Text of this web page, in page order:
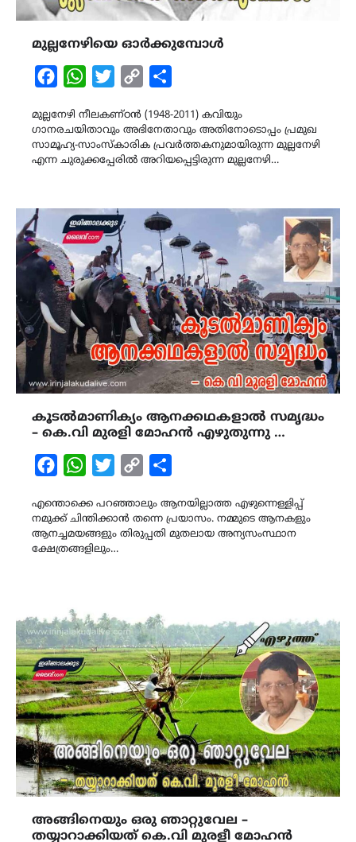
മുല്ലനേഴിയെ ഓർക്കുമ്പോൾ
FacebookWhatsAppTwitterCopy
മുല്ലനേഴി നീലകണ്ഠൻ (1948-2011) കവിയും
ഗാനരചയിതാവും അഭിനേതാവും അതിനോടൊപ്പം പ്രമുഖ
സാമൂഹ്യ-സാംസ്കാരിക പ്രവർത്തകനുമായിരുന്ന മുല്ലനേഴി
എന്ന ചുരുക്കപ്പേരിൽ അറിയപ്പെട്ടിരുന്ന മുല്ലനേഴി…
കൂടൽമാണിക്യം ആനക്കഥകളാൽ സമൃദ്ധം
– കെ.വി മുരളി മോഹൻ എഴുതുന്നു …
FacebookWhatsAppTwitterCopy
എന്തൊക്കെ പറഞ്ഞാലും ആനയില്ലാത്ത എഴുന്നെള്ളിപ്പ്
നമുക്ക് ചിന്തിക്കാൻ തന്നെ പ്രയാസം. നമ്മുടെ ആനകളും
ആനച്ചമയങ്ങളും തിരുപ്പതി മുതലായ അന്യസംസ്ഥാന
ക്ഷേത്രങ്ങളിലും…
അങ്ങിനെയും ഒരു ഞാറ്റുവേല –
തയ്യാറാക്കിയത് കെ.വി മുരളീ മോഹൻ